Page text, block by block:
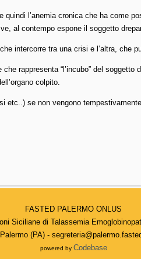
l’anemia cronica che ha come
al contempo espone il soggetto
intercorre tra una crisi e l’altra, che
rappresenta “l’incubo” del
colpito.
se non vengono
FASTED PALERMO ONLUS
Siciliane di Talassemia
(PA) -
powered by Codebase